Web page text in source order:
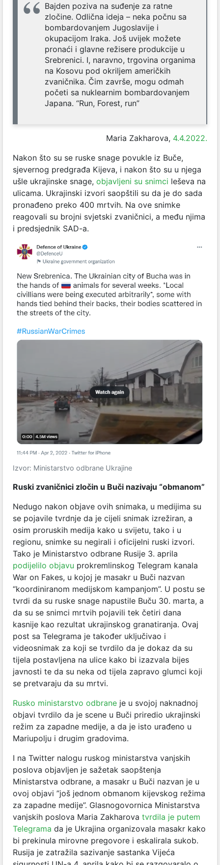
Bajden poziva na suđenje za ratne
zločine. Odlična ideja – neka počnu sa
bombardovanjem Jugoslavije i
okupacijom Iraka. Još uvijek možete
pronaći i glavne režisere produkcije u
Srebrenici. I, naravno, trgovina organima
na Kosovu pod okriljem američkih
zvaničnika. Čim završe, mogu odmah
početi sa nuklearnim bombardovanjem
Japana. “Run, Forest, run”
Maria Zakharova, 4.4.2022.
Nakon što su se ruske snage povukle iz Buče,
sjevernog predgrađa Kijeva, i nakon što su u njega
ušle ukrajinske snage, objavljeni su snimci leševa na
ulicama. Ukrajinski izvori saopštili su da je do sada
pronađeno preko 400 mrtvih. Na ove snimke
reagovali su brojni svjetski zvaničnici, a među njima
i predsjednik SAD-a.
Izvor: Ministarstvo odbrane Ukrajine
Ruski zvaničnici zločin u Buči nazivaju “obmanom”
Nedugo nakon objave ovih snimaka, u medijima su
se pojavile tvrdnje da je cijeli snimak izrežiran, a
osim proruskih medija kako u svijetu, tako i u
regionu, snimke su negirali i oficijelni ruski izvori.
Tako je Ministarstvo odbrane Rusije 3. aprila
podijelilo objavu prokremlinskog Telegram kanala
War on Fakes, u kojoj je masakr u Buči nazvan
“koordiniranom medijskom kampanjom”. U postu se
tvrdi da su ruske snage napustile Buču 30. marta, a
da su se snimci mrtvih pojavili tek četiri dana
kasnije kao rezultat ukrajinskog granatiranja. Ovaj
post sa Telegrama je također uključivao i
videosnimak za koji se tvrdilo da je dokaz da su
tijela postavljena na ulice kako bi izazvala bijes
javnosti te da su neka od tijela zapravo glumci koji
se pretvaraju da su mrtvi.
Rusko ministarstvo odbrane je u svojoj naknadnoj
objavi tvrdilo da je scene u Buči priredio ukrajinski
režim za zapadne medije, a da je isto urađeno u
Mariupolju i drugim gradovima.
I na Twitter nalogu ruskog ministarstva vanjskih
poslova objavljen je sažetak saopštenja
Ministarstva odbrane, a masakr u Buči nazvan je u
ovoj objavi ”još jednom obmanom kijevskog režima
za zapadne medije”. Glasnogovornica Ministarstva
vanjskih poslova Maria Zakharova tvrdila je putem
Telegrama da je Ukrajina organizovala masakr kako
bi prekinula mirovne pregovore i eskalirala sukob.
Rusija je zatražila sazivanje sastanka Vijeća